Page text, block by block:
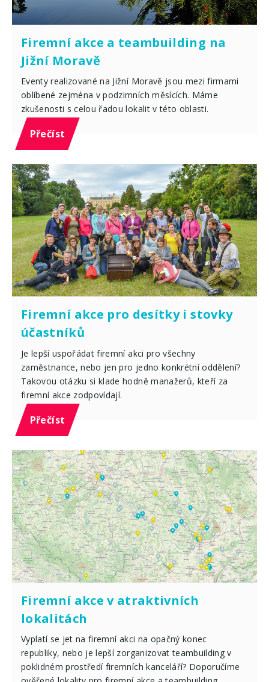
Firemní akce a teambuilding na
Jižní Moravě
Eventy realizované na Jižní Moravě jsou mezi firmami
oblíbené zejména v podzimních měsících. Máme
zkušenosti s celou řadou lokalit v této oblasti.
Přečíst
Firemní akce pro desítky i stovky
účastníků
Je lepší uspořádat firemní akci pro všechny
zaměstnance, nebo jen pro jedno konkrétní oddělení?
Takovou otázku si klade hodně manažerů, kteří za
firemní akce zodpovídají.
Přečíst
Firemní akce v atraktivních
lokalitách
Vyplatí se jet na firemní akci na opačný konec
republiky, nebo je lepší zorganizovat teambuilding v
poklidném prostředí firemních kanceláří? Doporučíme